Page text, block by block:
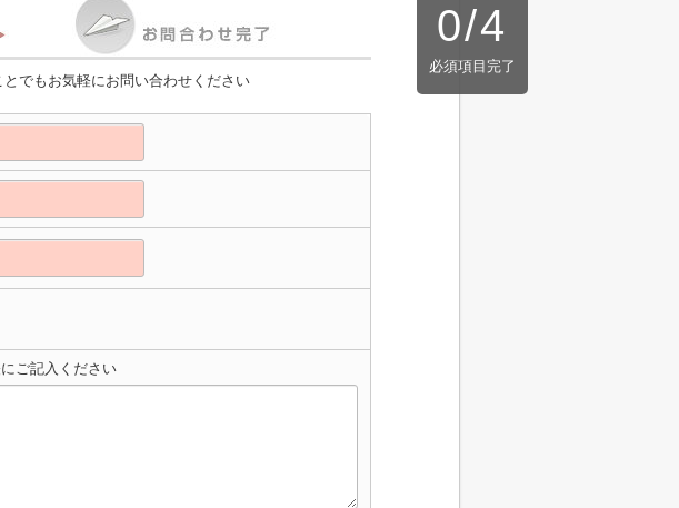
0/4
必須項目完了
でもお気軽にお問い合わせください
ご記入ください